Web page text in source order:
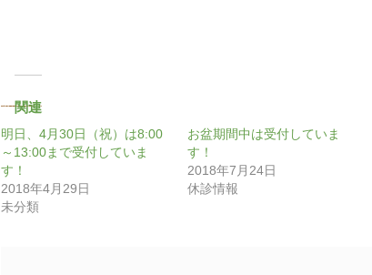
関連
明日、4月30日（祝）は8:00
～13:00まで受付していま
す！
2018年4月29日
未分類
お盆期間中は受付していま
す！
2018年7月24日
休診情報